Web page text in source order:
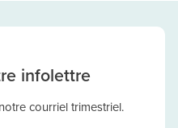
infolettre
courriel trimestriel.